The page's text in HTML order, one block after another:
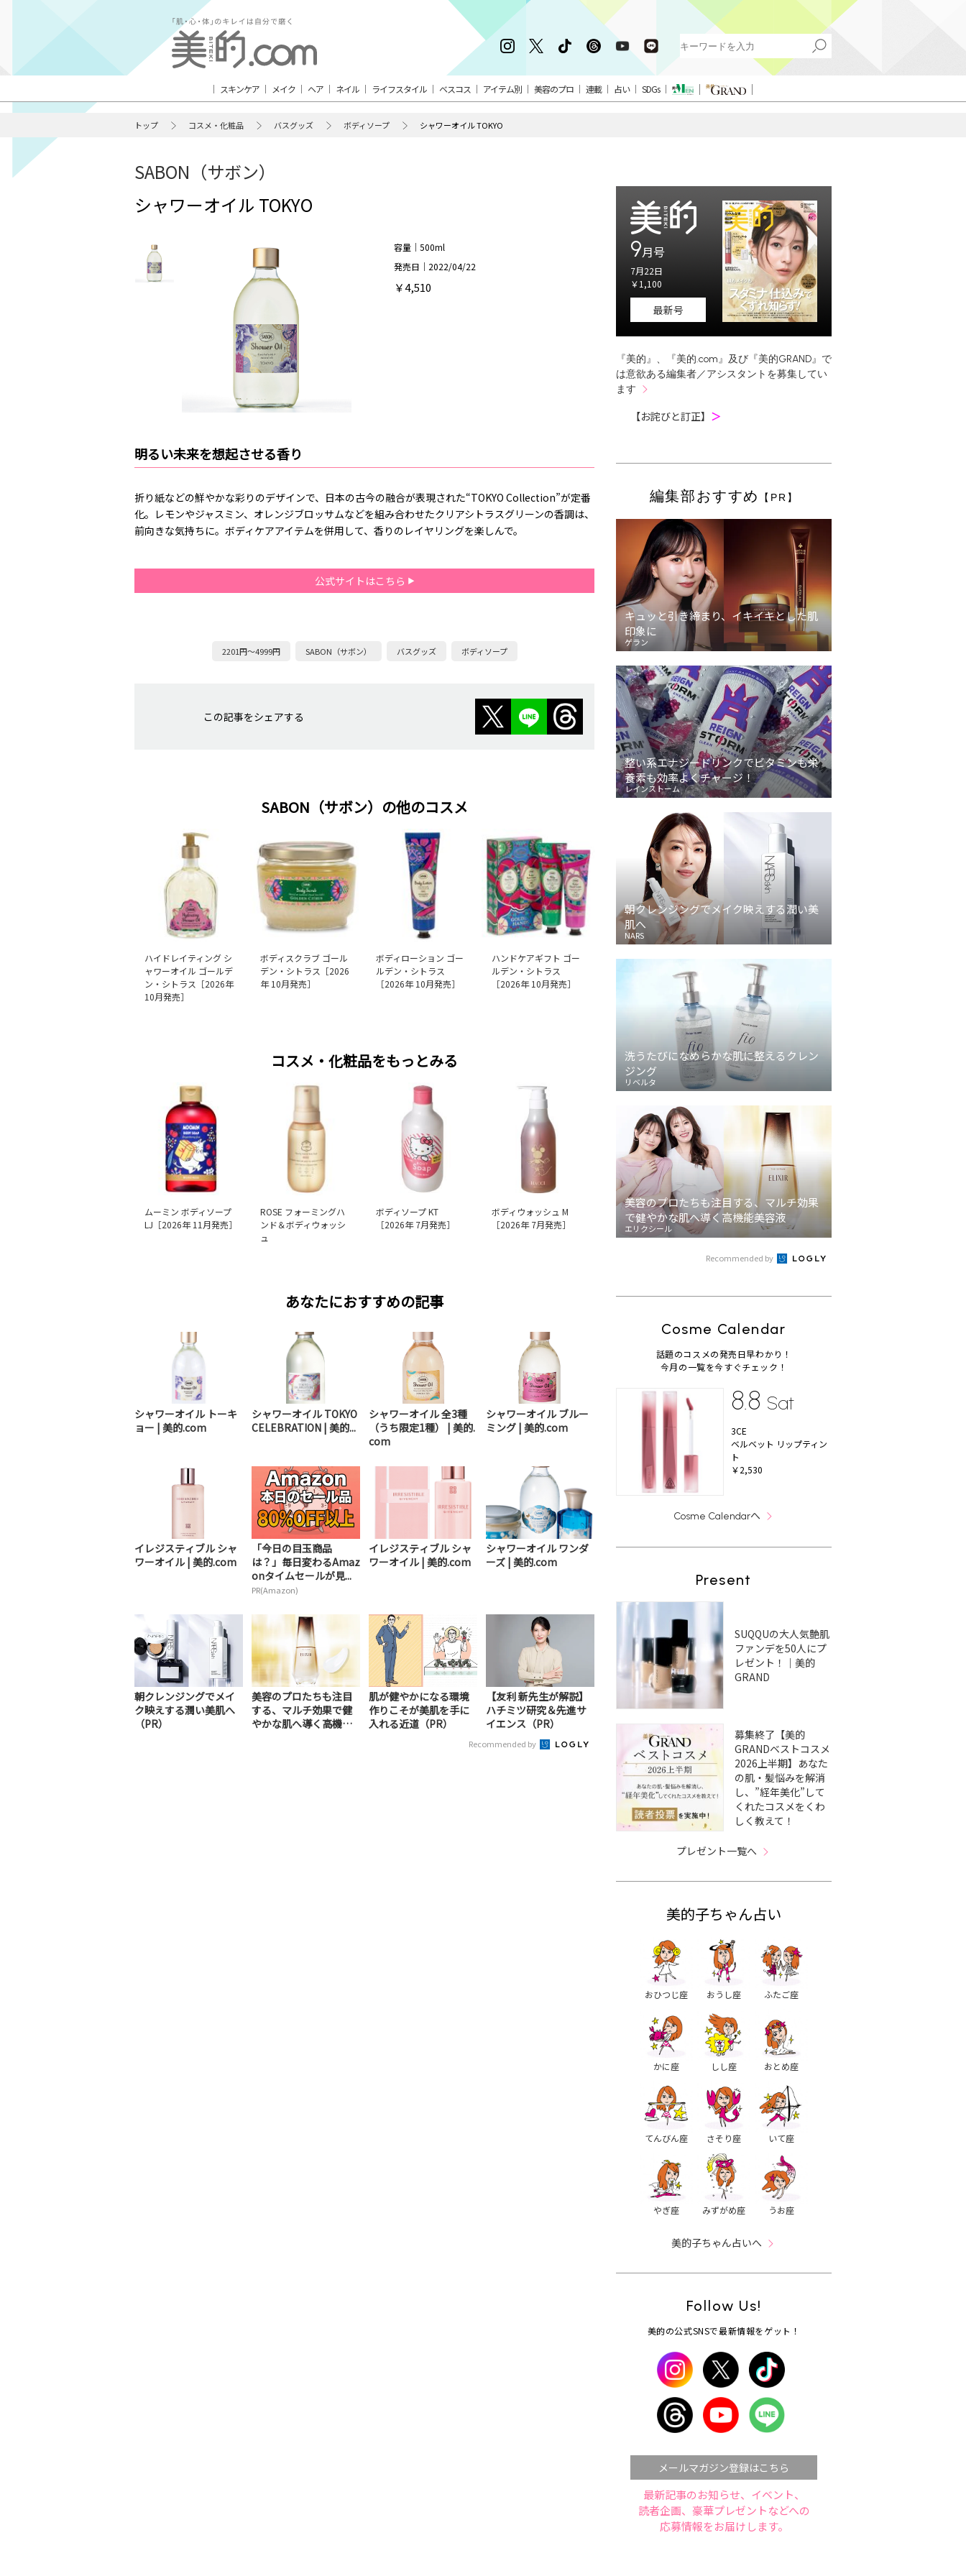
スキンケア メイク ヘア ネイル ライフスタイル ベスコス アイテム別 美容のプロ 連載 占い SDGs
トップ コスメ・化粧品 バスグッズ ボディソープ シャワーオイル TOKYO
SABON（サボン）
シャワーオイル TOKYO
容量｜500ml
発売日｜2022/04/22
￥4,510
明るい未来を想起させる香り
折り紙などの鮮やかな彩りのデザインで、日本の古今の融合が表現された“TOKYO Collection”が定番
化。レモンやジャスミン、オレンジブロッサムなどを組み合わせたクリアシトラスグリーンの香調は、
前向きな気持ちに。ボディケアアイテムを併用して、香りのレイヤリングを楽しんで。
公式サイトはこちら
2201円～4999円 SABON（サボン） バスグッズ ボディソープ
この記事をシェアする
SABON（サボン）の他のコスメ
ハイドレイティング シ
ャワーオイル ゴールデ
ン・シトラス［2026年
10月発売］
ボディスクラブ ゴール
デン・シトラス［2026
年 10月発売］
ボディローション ゴー
ルデン・シトラス
［2026年 10月発売］
ハンドケアギフト ゴー
ルデン・シトラス
［2026年 10月発売］
コスメ・化粧品をもっとみる
ムーミン ボディソープ
LJ［2026年 11月発売］
ROSE フォーミングハ
ンド＆ボディウォッシ
ュ
ボディソープ KT
［2026年 7月発売］
ボディウォッシュ M
［2026年 7月発売］
あなたにおすすめの記事
シャワーオイル トーキ
ョー | 美的.com
シャワーオイル TOKYO
CELEBRATION | 美的...
シャワーオイル 全3種
（うち限定1種） | 美的.
com
シャワーオイル ブルー
ミング | 美的.com
イレジスティブル シャ
ワーオイル | 美的.com
「今日の目玉商品
は？」毎日変わるAmaz
onタイムセールが見...
PR(Amazon)
イレジスティブル シャ
ワーオイル | 美的.com
シャワーオイル ワンダ
ーズ | 美的.com
朝クレンジングでメイ
ク映えする潤い美肌へ
（PR）
美容のプロたちも注目
する、マルチ効果で健
やかな肌へ導く高機能
肌が健やかになる環境
作りこそが美肌を手に
入れる近道（PR）
【友利 新先生が解説】
ハチミツ研究＆先進サ
イエンス（PR）
Recommended by
9月号
7月22日
￥1,100
最新号
『美的』、『美的.com』及び『美的GRAND』で
は意欲ある編集者／アシスタントを募集してい
ます
【お詫びと訂正】 ＞
編集部おすすめ 【PR】
キュッと引き締まり、イキイキとした肌
印象に
ゲラン
整い系エナジードリンクでビタミンも栄
養素も効率よくチャージ！
レインストーム
朝クレンジングでメイク映えする潤い美
肌へ
NARS
洗うたびになめらかな肌に整えるクレン
ジング
リベルタ
美容のプロたちも注目する、マルチ効果
で健やかな肌へ導く高機能美容液
エリクシール
Recommended by
Cosme Calendar
話題のコスメの発売日早わかり！
今月の一覧を今すぐチェック！
8.8 Sat
3CE
ベルベット リップティン
ト
￥2,530
Cosme Calendarへ
Present
SUQQUの大人気艶肌
ファンデを50人にプ
レゼント！｜美的
GRAND
募集終了【美的
GRANDベストコスメ
2026上半期】あなた
の肌・髪悩みを解消
し、”経年美化”して
くれたコスメをくわ
しく教えて！
プレゼント一覧へ
美的子ちゃん占い
おひつじ座 おうし座 ふたご座
かに座 しし座 おとめ座
てんびん座 さそり座 いて座
やぎ座 みずがめ座 うお座
美的子ちゃん占いへ
Follow Us!
美的の公式SNSで最新情報をゲット！
メールマガジン登録はこちら
最新記事のお知らせ、イベント、
読者企画、豪華プレゼントなどへの
応募情報をお届けします。